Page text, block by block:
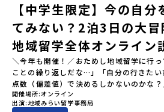
【中学生限定】今の自
てみない？2泊3日の大
地域留学全体オンライン
＼今年も開催！／おためし地域留学に行
ことの繰り返しだな…」「自分の行きた
点数（偏差値）で決めるしかないのかな
路にモヤモヤしているそこのあなたへ！👀
あなたの「ワクワク（＝自分軸）」で進路
開催場所 オンライン
出演 地域みらい留学事務局